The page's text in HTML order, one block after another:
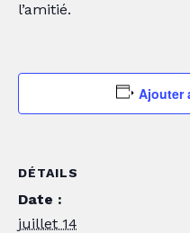
l’amitié.
Ajouter
DÉTAILS
Date :
juillet 14